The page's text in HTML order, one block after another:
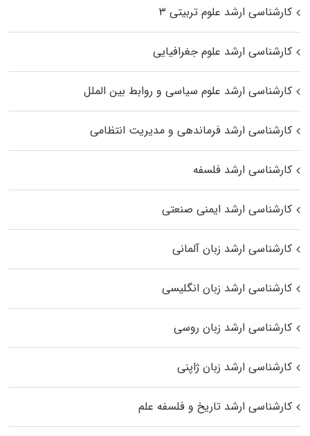
کارشناسی ارشد علوم تربیتی ۳
کارشناسی ارشد علوم جغرافیایی
کارشناسی ارشد علوم سیاسی و روابط بین الملل
کارشناسی ارشد فرماندهی و مدیریت انتظامی
کارشناسی ارشد فلسفه
کارشناسی ارشد ایمنی صنعتی
کارشناسی ارشد زبان آلمانی
کارشناسی ارشد زبان انگلیسی
کارشناسی ارشد زبان روسی
کارشناسی ارشد زبان ژاپنی
کارشناسی ارشد تاریخ و فلسفه علم